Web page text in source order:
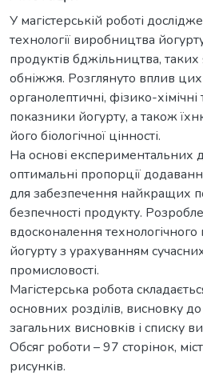
У магістерській роботі
технології виробництва
продуктів бджільництва, таких
обніжжя. Розглянуто вплив
органолептичні, фізико-хімічні
показники йогурту, а також
його біологічної цінності.
На основі експериментальних
оптимальні пропорції
для забезпечення найкращих
безпечності продукту.
вдосконалення
йогурту з урахуванням
промисловості.
Магістерська робота
основних розділів, висновку
загальних висновків і списку
Обсяг роботи – 97 сторінок,
рисунків.